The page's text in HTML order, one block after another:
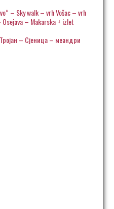
– Sky walk – vrh Vošac – vrh
– Makarska + izlet
– Сјеница – меандри